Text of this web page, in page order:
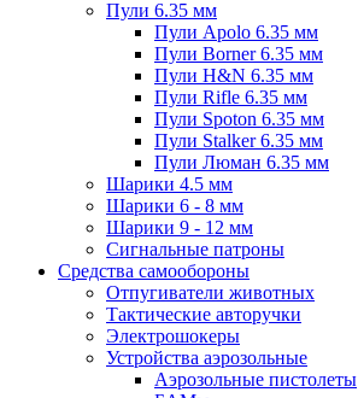
Пули 6.35 мм
Пули Apolo 6.35 мм
Пули Borner 6.35 мм
Пули H&N 6.35 мм
Пули Rifle 6.35 мм
Пули Spoton 6.35 мм
Пули Stalker 6.35 мм
Пули Люман 6.35 мм
Шарики 4.5 мм
Шарики 6 - 8 мм
Шарики 9 - 12 мм
Сигнальные патроны
Средства самообороны
Отпугиватели животных
Тактические авторучки
Электрошокеры
Устройства аэрозольные
Аэрозольные пистолеты